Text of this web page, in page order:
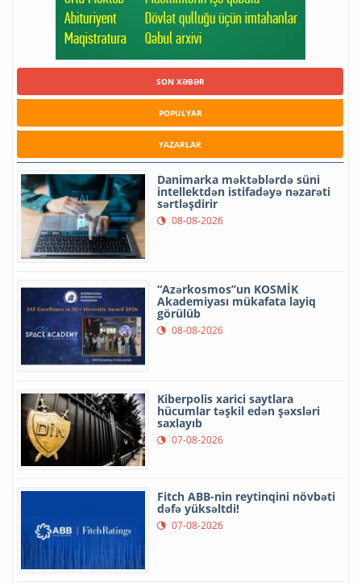
SON XƏBƏR
POPULYAR
YAZARLAR
Danimarka məktəblərdə süni
intellektdən istifadəyə nəzarəti
sərtləşdirir
08-08-2026
“Azərkosmos”un KOSMİK
Akademiyası mükafata layiq
görülüb
08-08-2026
Kiberpolis xarici saytlara
hücumlar təşkil edən şəxsləri
saxlayıb
07-08-2026
Fitch ABB-nin reytinqini növbəti
dəfə yüksəltdi!
07-08-2026